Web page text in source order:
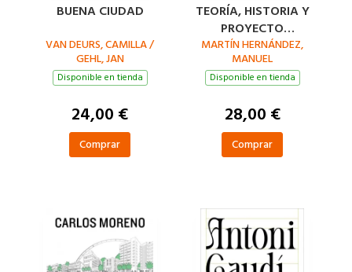
BUENA CIUDAD
VAN DEURS, CAMILLA /
GEHL, JAN
Disponible en tienda
24,00 €
Comprar
TEORÍA, HISTORIA Y
PROYECTO
ARQUITECTÓNICO
MARTÍN HERNÁNDEZ,
MANUEL
Disponible en tienda
28,00 €
Comprar